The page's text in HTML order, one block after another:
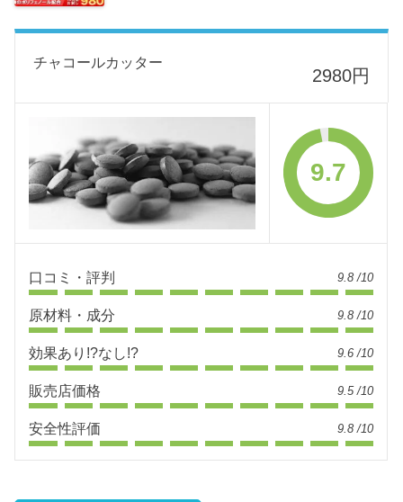
チャコールカッター
2980円
9.7
口コミ・評判 9.8 /10
原材料・成分 9.8 /10
効果あり!?なし!? 9.6 /10
販売店価格 9.5 /10
安全性評価 9.8 /10